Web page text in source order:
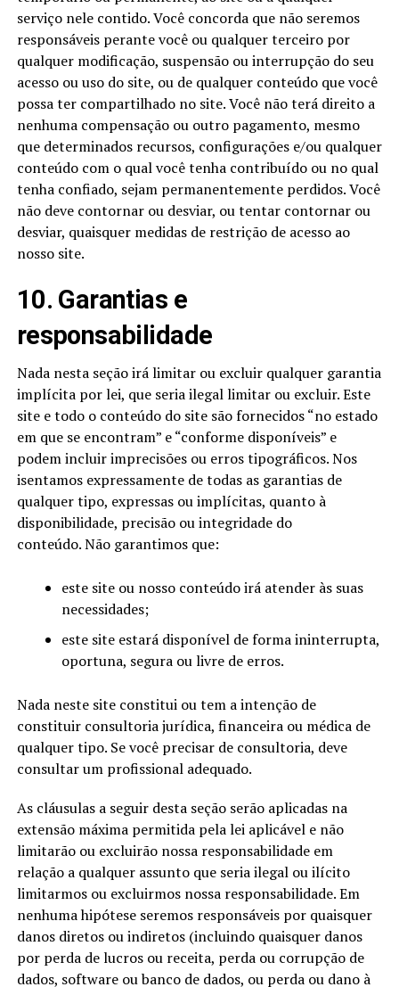
serviço nele contido. Você concorda que não seremos
responsáveis perante você ou qualquer terceiro por
qualquer modificação, suspensão ou interrupção do seu
acesso ou uso do site, ou de qualquer conteúdo que você
possa ter compartilhado no site. Você não terá direito a
nenhuma compensação ou outro pagamento, mesmo
que determinados recursos, configurações e/ou qualquer
conteúdo com o qual você tenha contribuído ou no qual
tenha confiado, sejam permanentemente perdidos. Você
não deve contornar ou desviar, ou tentar contornar ou
desviar, quaisquer medidas de restrição de acesso ao
nosso site.
10. Garantias e
responsabilidade
Nada nesta seção irá limitar ou excluir qualquer garantia
implícita por lei, que seria ilegal limitar ou excluir. Este
site e todo o conteúdo do site são fornecidos “no estado
em que se encontram” e “conforme disponíveis” e
podem incluir imprecisões ou erros tipográficos. Nos
isentamos expressamente de todas as garantias de
qualquer tipo, expressas ou implícitas, quanto à
disponibilidade, precisão ou integridade do
conteúdo. Não garantimos que:
este site ou nosso conteúdo irá atender às suas
necessidades;
este site estará disponível de forma ininterrupta,
oportuna, segura ou livre de erros.
Nada neste site constitui ou tem a intenção de
constituir consultoria jurídica, financeira ou médica de
qualquer tipo. Se você precisar de consultoria, deve
consultar um profissional adequado.
As cláusulas a seguir desta seção serão aplicadas na
extensão máxima permitida pela lei aplicável e não
limitarão ou excluirão nossa responsabilidade em
relação a qualquer assunto que seria ilegal ou ilícito
limitarmos ou excluirmos nossa responsabilidade. Em
nenhuma hipótese seremos responsáveis por quaisquer
danos diretos ou indiretos (incluindo quaisquer danos
por perda de lucros ou receita, perda ou corrupção de
dados, software ou banco de dados, ou perda ou dano à